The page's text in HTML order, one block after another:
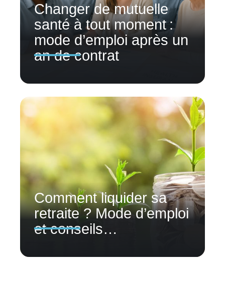
Changer de mutuelle
santé à tout moment :
mode d’emploi après un
an de contrat
Comment liquider sa
retraite ? Mode d’emploi
et conseils…